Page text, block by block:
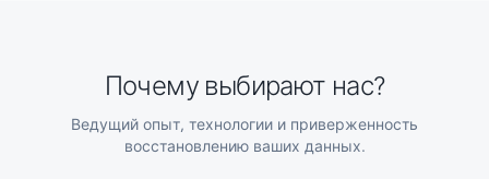
Почему выбирают нас?
Ведущий опыт, технологии и приверженность
восстановлению ваших данных.